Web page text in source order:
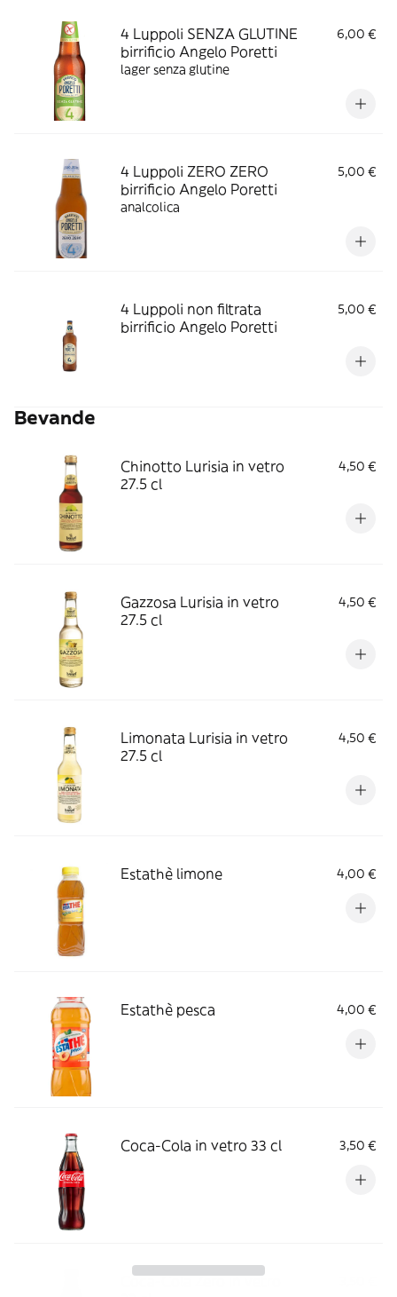
4 Luppoli SENZA GLUTINE
birrificio Angelo Poretti
6,00 €
lager senza glutine
4 Luppoli ZERO ZERO
birrificio Angelo Poretti
5,00 €
analcolica
4 Luppoli non filtrata
birrificio Angelo Poretti
5,00 €
Bevande
Chinotto Lurisia in vetro
27.5 cl
4,50 €
Gazzosa Lurisia in vetro
27.5 cl
4,50 €
Limonata Lurisia in vetro
27.5 cl
4,50 €
Estathè limone 4,00 €
Estathè pesca 4,00 €
Coca-Cola in vetro 33 cl 3,50 €
Coca-Cola Zero in vetro